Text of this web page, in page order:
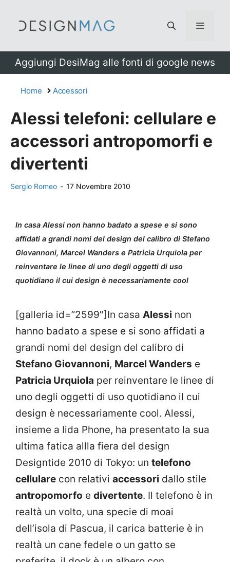
Menu
Aggiungi DesiMag alle fonti di google news
Home Accessori
Alessi telefoni: cellulare e
accessori antropomorfi e
divertenti
Sergio Romeo - 17 Novembre 2010
In casa Alessi non hanno badato a spese e si sono
affidati a grandi nomi del design del calibro di Stefano
Giovannoni, Marcel Wanders e Patricia Urquiola per
reinventare le linee di uno degli oggetti di uso
quotidiano il cui design è necessariamente cool
[galleria id=”2599″]In casa Alessi non
hanno badato a spese e si sono affidati a
grandi nomi del design del calibro di
Stefano Giovannoni, Marcel Wanders e
Patricia Urquiola per reinventare le linee di
uno degli oggetti di uso quotidiano il cui
design è necessariamente cool. Alessi,
insieme a Iida Phone, ha presentato la sua
ultima fatica allla fiera del design
Designtide 2010 di Tokyo: un telefono
cellulare con relativi accessori dallo stile
antropomorfo e divertente. Il telefono è in
realtà un volto, una specie di moai
dell’isola di Pascua, il carica batterie è in
realtà un cane fedele o un gatto se